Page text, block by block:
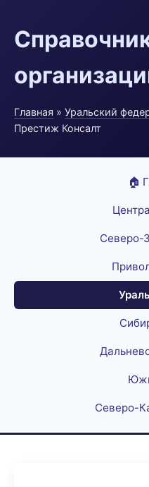
Главная » Уральский
Престиж Консалт
🏠
Северо-
Северо-